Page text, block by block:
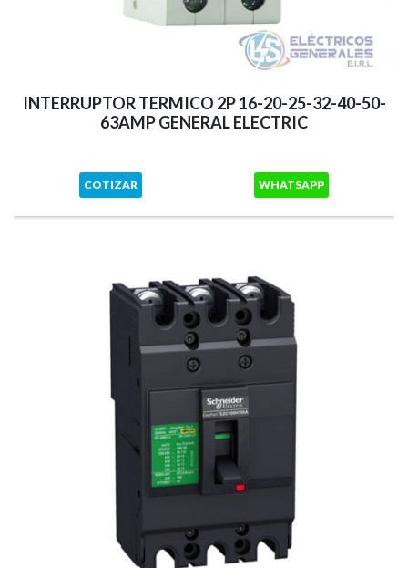
INTERRUPTOR TERMICO 2P 16-20-25-32-40-50-
63AMP GENERAL ELECTRIC
COTIZAR WHATSAPP